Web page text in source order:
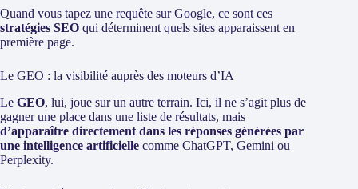
Quand vous tapez une requête sur Google, ce sont ces
stratégies SEO qui déterminent quels sites apparaissent en
première page.
Le GEO : la visibilité auprès des moteurs d’IA
Le GEO, lui, joue sur un autre terrain. Ici, il ne s’agit plus de
gagner une place dans une liste de résultats, mais
d’apparaître directement dans les réponses générées par
une intelligence artificielle comme ChatGPT, Gemini ou
Perplexity.